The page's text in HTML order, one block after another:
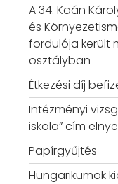
A 34. Kaán
és
fordulója került
osztályban
Étkezési díj
Intézményi
iskola” cím
Papírgyűjtés
Hungarikumok